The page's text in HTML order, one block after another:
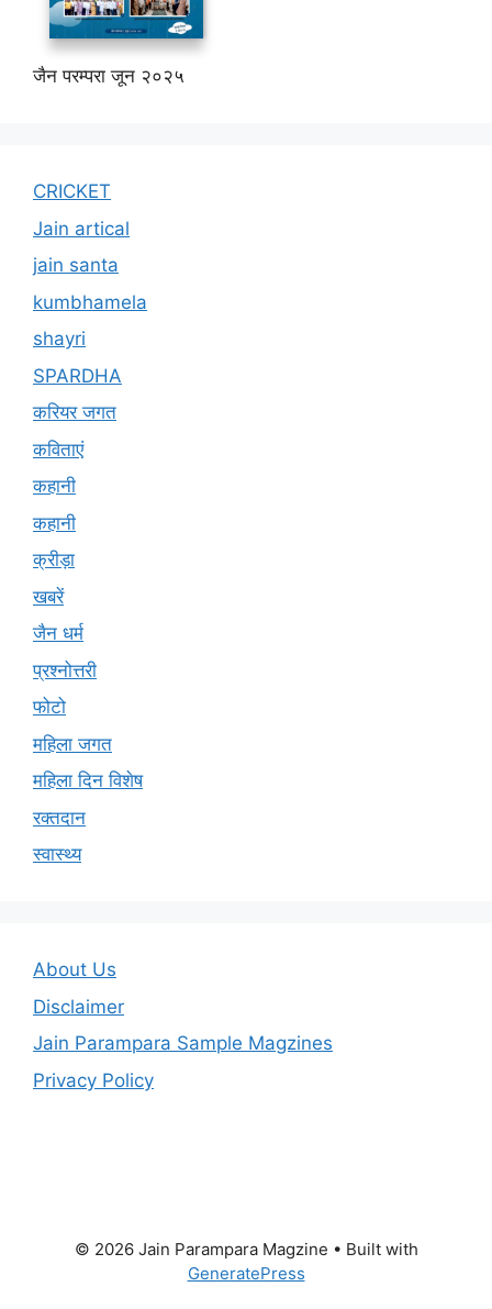
जैन परम्परा जून २०२५
CRICKET
Jain artical
jain santa
kumbhamela
shayri
SPARDHA
करियर जगत
कविताएं
कहानी
कहानी
क्रीड़ा
खबरें
जैन धर्म
प्रश्नोत्तरी
फोटो
महिला जगत
महिला दिन विशेष
रक्तदान
स्वास्थ्य
About Us
Disclaimer
Jain Parampara Sample Magzines
Privacy Policy
© 2026 Jain Parampara Magzine
• Built with
GeneratePress